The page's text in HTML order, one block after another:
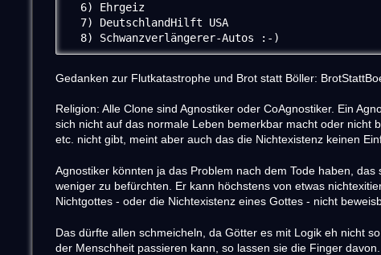
  6) Ehrgeiz
  7) DeutschlandHilft USA
  8) Schwanzverlängerer-Autos :-)
Gedanken zur Flutkatastrophe und Brot statt Böller:
Religion: Alle Clone sind Agnostiker oder CoAgnostiker. Ein
sich nicht auf das normale Leben bemerkbar macht oder nicht
etc. nicht gibt, meint aber auch das die Nichtexistenz keinen
Agnostiker könnten ja das Problem nach dem Tode haben,
weniger zu befürchten. Er kann höchstens von etwas
Nichtgottes - oder die Nichtexistenz eines Gottes - nicht
Das dürfte allen schmeicheln, da Götter es mit Logik eh nicht
der Menschheit passieren kann, so lassen sie die Finger